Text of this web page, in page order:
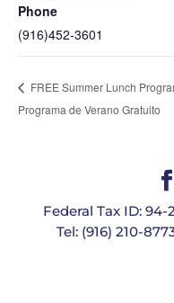
Phone
(916)452-3601
FREE Summer Lunch
Programa de Verano Gratuito
Federal Tax ID:
Tel: (916) 210-